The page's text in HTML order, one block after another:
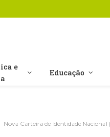
e
Educação
Nova Carteira de Identidade Nacional